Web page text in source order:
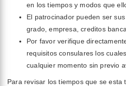
en los tiempos y modos que
El patrocinador pueden ser
grado, empresa, creditos
Por favor verifique
requisitos consulares los
cualquier momento sin previo
Para revisar los tiempos que se esta